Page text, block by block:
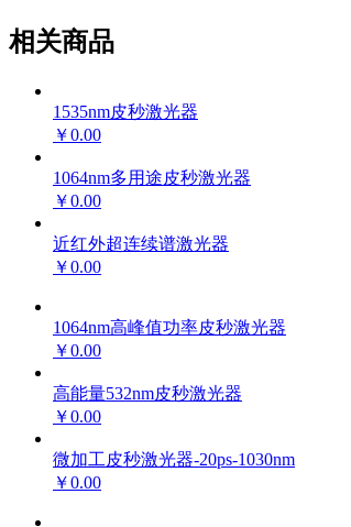
相关商品
1535nm皮秒激光器
￥0.00
1064nm多用途皮秒激光器
￥0.00
近红外超连续谱激光器
￥0.00
1064nm高峰值功率皮秒激光器
￥0.00
高能量532nm皮秒激光器
￥0.00
微加工皮秒激光器-20ps-1030nm
￥0.00